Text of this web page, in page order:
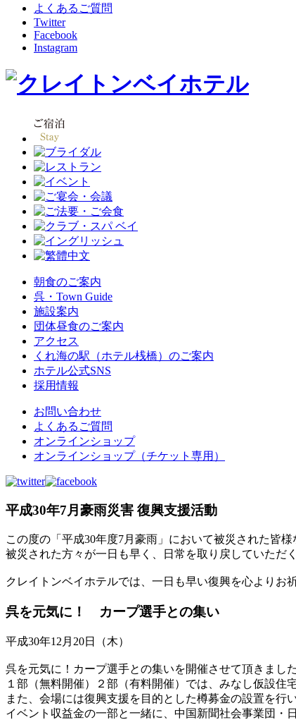
よくあるご質問
Twitter
Facebook
Instagram
朝食のご案内
呉・Town Guide
施設案内
団体昼食のご案内
アクセス
くれ海の駅（ホテル桟橋）のご案内
ホテル公式SNS
採用情報
お問い合わせ
よくあるご質問
オンラインショップ
オンラインショップ（チケット専用）
平成30年7月豪雨災害 復興支援活動
この度の「平成30年度7月豪雨」において被災された皆
被災された方々が一日も早く、日常を取り戻していただ
クレイトンベイホテルでは、一日も早い復興を心よりお
呉を元気に！ カープ選手との集い
平成30年12月20日（木）
呉を元気に！カープ選手との集いを開催させて頂きました
１部（無料開催）２部（有料開催）では、みなし仮設住
また、会場には復興支援を目的とした樽募金の設置を行
イベント収益金の一部と一緒に、中国新聞社会事業団・